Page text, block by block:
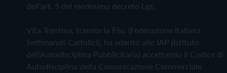
dell'art. 5 del medesimo decreto Lgs.
Vita Trentina, tramite la Fisc (Federazione Italiana
Settimanali Cattolici), ha aderito allo IAP (Istituto
dell'Autodisciplina Pubblicitaria) accettando il Codice di
Autodisciplina della Comunicazione Commerciale